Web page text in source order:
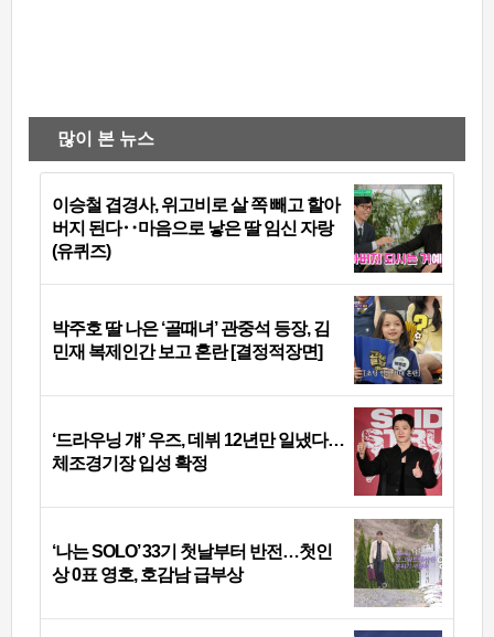
많이 본 뉴스
이승철 겹경사, 위고비로 살 쪽 빼고 할아
버지 된다‥마음으로 낳은 딸 임신 자랑
(유퀴즈)
박주호 딸 나은 ‘골때녀’ 관중석 등장, 김
민재 복제인간 보고 혼란 [결정적장면]
‘드라우닝 걔’ 우즈, 데뷔 12년만 일냈다…
체조경기장 입성 확정
‘나는 SOLO’ 33기 첫날부터 반전…첫인
상 0표 영호, 호감남 급부상